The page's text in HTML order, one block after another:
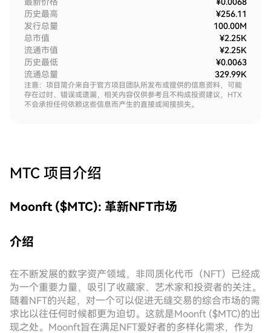
历史最高
¥256.11
发行总量
100.00M
总市值
¥2.25K
流通市值
¥2.25K
历史最低
¥0.0063
流通总量
329.99K
注意：项目简介来自于官方项目团队所发布或提供的信息资料，可能
存在过时、错误或遗漏，相关内容仅供参考且不构成投资建议，HTX
不会承担任何依赖这些信息而产生的直接或间接损失。
MTC 项目介绍
Moonft ($MTC): 革新NFT市场
介绍
在不断发展的数字资产领域，非同质化代币（NFT）已经成
为一个重要力量，吸引了收藏家、艺术家和投资者的关注。
随着NFT的兴起，对一个可以促进无缝交易的综合市场的需
求比以往任何时候都更为迫切。这就是Moonft ($MTC)的出
现之处。Moonft旨在满足NFT爱好者的多样化需求，作为